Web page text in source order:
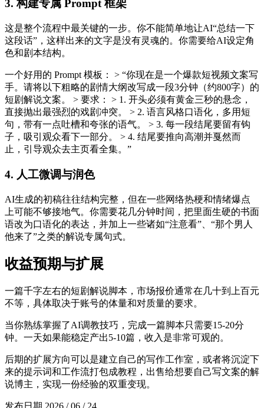
3. 构建专属 Prompt 框架
这是整个流程中最关键的一步。你不能简单地让AI“总结一下
这段话”，这样出来的文字是没有灵魂的。你需要给AI设定角
色和剧本结构。
一个好用的 Prompt 模板： > “你现在是一个爆款短视频文案写
手。请将以下粗略的剧情大纲改写成一段3分钟（约800字）的
短剧解说文案。 > 要求： > 1. 开头必须有黄金三秒的悬念，
直接抛出最强烈的戏剧冲突。 > 2. 语言风格口语化，多用短
句，带有一点吐槽和夸张的语气。 > 3. 每一段结尾要留有钩
子，吸引观众看下一部分。 > 4. 结尾要推向高潮并戛然而
止，引导观众去主页看全集。”
4. 人工微调与润色
AI生成的初稿往往结构完整，但在一些网络热梗和情绪爆点
上可能不够接地气。你需要花几分钟时间，把里面生硬的书面
语改为口语化的表达，并加上一些诸如“注意看”、“那个男人
他来了”之类的解说专属句式。
收益预期与扩展
一篇千字左右的短剧解说脚本，市场报价通常在几十到上百元
不等，具体取决于账号的体量和对质量的要求。
当你熟练掌握了AI调教技巧，完成一篇脚本只需要15-20分
钟。一天如果能稳定产出5-10篇，收入是非常可观的。
后期的扩展方向可以是建立自己的写作工作室，或者将沉淀下
来的提示词和工作流打包成教程，出售给想要自己写文案的解
说博主，实现一份经验的双重变现。